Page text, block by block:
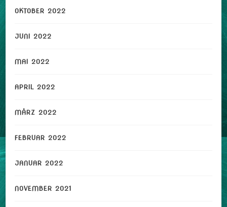
OKTOBER 2022
JUNI 2022
MAI 2022
APRIL 2022
MÄRZ 2022
FEBRUAR 2022
JANUAR 2022
NOVEMBER 2021